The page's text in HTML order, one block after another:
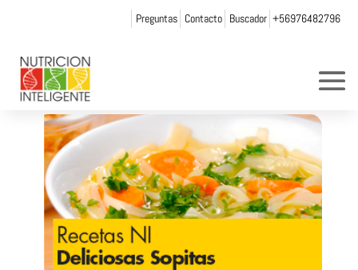
Preguntas Contacto Buscador +56976482796